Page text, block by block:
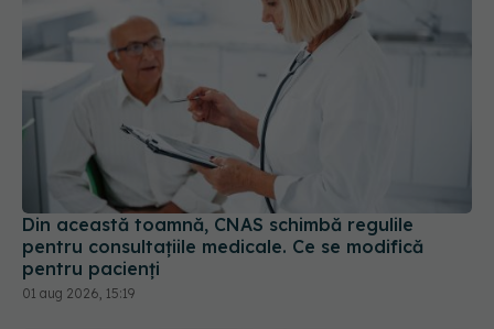
Din această toamnă, CNAS schimbă regulile
pentru consultațiile medicale. Ce se modifică
pentru pacienți
01 aug 2026, 15:19